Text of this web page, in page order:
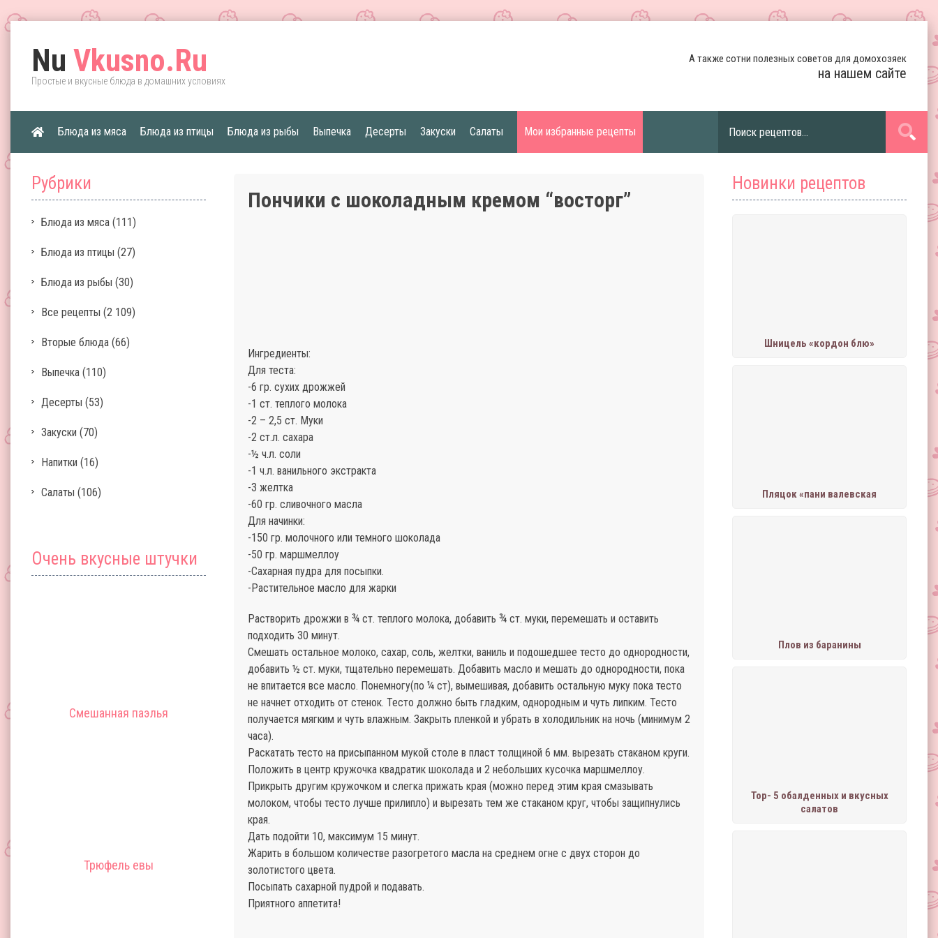
Nu Vkusno.Ru
Простые и вкусные блюда в домашних условиях
А также сотни полезных советов для домохозяек
на нашем сайте
Блюда из мяса Блюда из птицы Блюда из рыбы Выпечка Десерты Закуски Салаты Мои избранные рецепты
Рубрики
Блюда из мяса (111)
Блюда из птицы (27)
Блюда из рыбы (30)
Все рецепты (2 109)
Вторые блюда (66)
Выпечка (110)
Десерты (53)
Закуски (70)
Напитки (16)
Салаты (106)
Очень вкусные штучки
Смешанная паэлья
Трюфель евы
Новинки рецептов
Шницель «кордон блю»
Пляцок «пани валевская
Плов из баранины
Тор- 5 обалденных и вкусных
салатов
Пончики с шоколадным кремом “восторг”
Ингредиенты:
Для теста:
-6 гр. сухих дрожжей
-1 ст. теплого молока
-2 – 2,5 ст. Муки
-2 ст.л. сахара
-½ ч.л. соли
-1 ч.л. ванильного экстракта
-3 желтка
-60 гр. сливочного масла
Для начинки:
-150 гр. молочного или темного шоколада
-50 гр. маршмеллоу
-Сахарная пудра для посыпки.
-Растительное масло для жарки
Растворить дрожжи в ¾ ст. теплого молока, добавить ¾ ст. муки, перемешать и оставить
подходить 30 минут.
Смешать остальное молоко, сахар, соль, желтки, ваниль и подошедшее тесто до однородности,
добавить ½ ст. муки, тщательно перемешать. Добавить масло и мешать до однородности, пока
не впитается все масло. Понемногу(по ¼ ст), вымешивая, добавить остальную муку пока тесто
не начнет отходить от стенок. Тесто должно быть гладким, однородным и чуть липким. Тесто
получается мягким и чуть влажным. Закрыть пленкой и убрать в холодильник на ночь (минимум 2
часа).
Раскатать тесто на присыпанном мукой столе в пласт толщиной 6 мм. вырезать стаканом круги.
Положить в центр кружочка квадратик шоколада и 2 небольших кусочка маршмеллоу.
Прикрыть другим кружочком и слегка прижать края (можно перед этим края смазывать
молоком, чтобы тесто лучше прилипло) и вырезать тем же стаканом круг, чтобы защипнулись
края.
Дать подойти 10, максимум 15 минут.
Жарить в большом количестве разогретого масла на среднем огне с двух сторон до
золотистого цвета.
Посыпать сахарной пудрой и подавать.
Приятного аппетита!